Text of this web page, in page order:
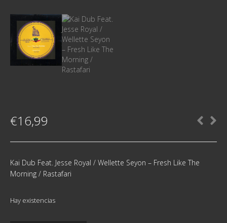
€16,99
Kai Dub Feat. Jesse Royal / Wellette Seyon ‎– Fresh Like The
Morning / Rastafari
Hay existencias